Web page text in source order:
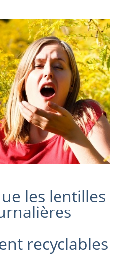
les lentilles
recyclables